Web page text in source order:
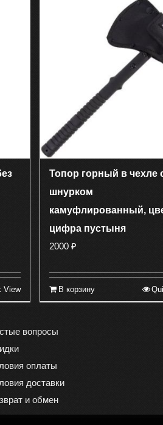
View
Топор горный в чехле
шнурком
камуфлированный,
цифра пустыня
2000 ₽
В корзину
вопросы
оплаты
доставки
и обмен